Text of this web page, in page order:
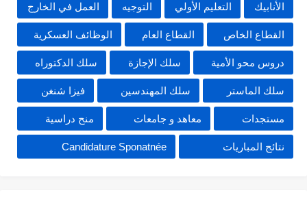
الأنابيك التعليم الأولي التوجيه العمل في الخارج
القطاع الخاص القطاع العام الوظائف العسكرية
دروس محو الأمية سلك الإجازة سلك الدكتوراه
سلك الماستر سلك المهندسين فيزا شنغن
مستجدات معاهد و جامعات منح دراسية
نتائج المباريات Candidature Sponatnée